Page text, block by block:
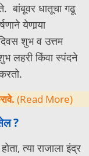
बांबूवर धातूचा गढू
येणार्‍या
शुभ व उत्तम
लहरी किंवा स्पंदने
(Read More)
?
त्या राजाला इंद्र